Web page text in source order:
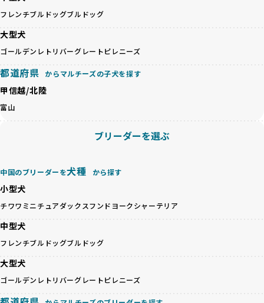
ます。
その結果、合格率10%未満という厳しい基準をクリアした優
良ブリーダーのみが登録されています。
BreederFamiliesでは、法令に準拠するだけでなく、ワンち
ゃんを家族のように愛するという理念を共有するブリーダー
のみを厳選しています。これにより、ユーザーの皆さんに安
心して選べる選択肢を提供しています。
「BreederFamilesのワンちゃんに優しい18の評価基準」は
こちら
接のヒアリング、現地確認を通じて厳しく評価しています。
ーダー自身の理念や姿勢までも丁寧に確認しています。
さらに、こうした評価結果は透明性を持って公開されている
ため、どのブリーダーを選んでも安心して子犬をお迎えいた
だけます。
す。
量販売、負担の大きい流通構造、劣悪な飼育環境といった課
題に真摯に向き合っています。優良ブリーダーとの直接取引
一方、営利優先ブリーダーは流行や需要に応じて安易にミッ
が多く見受けられます。場合によっては、チワワ×ハスキー
等体格の異なるリスクの高い交配を行うこともあります。
ペットショップやペットオークションは、流通過程でワンち
られるなど、心身に大きな負担がかかります。このような環
ちゃんの社会性や基本的なしつけにも悪影響を与える可能性
ペットショップやオークションを介さずに直接飼い主に渡す
ことを大切にしています。また、彼らはお迎え先を自身で確
認し、ワンちゃんが安心して暮らせる環境を整えるために直
接の引き渡しを基本とします。
一方で、営利優先ブリーダーは、広範囲に販売するためにペ
ットショップやオークションを活用し、子犬の心身への影響
を軽視しがちです。
「ペットショップ等を使わない」の詳細はこちら
近年、「小さくて可愛い」「珍しい毛色」という見た目の特
徴が人気を集め、高値で取引されることが多くなっていま
フレンチブルドッグブルドッグ
大型犬
ゴールデンレトリバーグレートピレニーズ
都道府県 からマルチーズの子犬を探す
甲信越/北陸
富山
ブリーダーを選ぶ
中国のブリーダーを犬種 から探す
小型犬
チワワ ミニチュアダックスフンド ヨークシャーテリア
中型犬
フレンチブルドッグブルドッグ
大型犬
ゴールデンレトリバーグレートピレニーズ